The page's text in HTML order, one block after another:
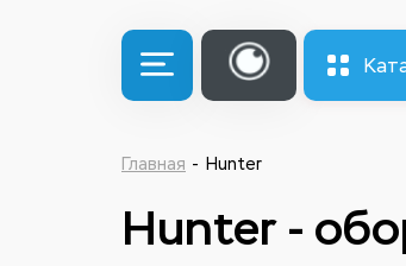
Главная Hunter
Hunter -